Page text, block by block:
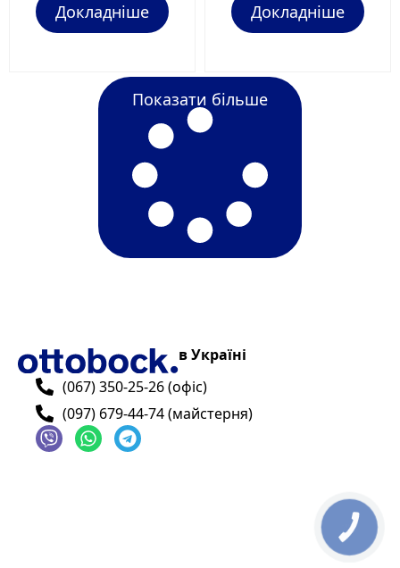
Докладніше Докладніше
Показати більше
в Україні
(067) 350-25-26 (офіс)
(097) 679-44-74 (майстерня)
КНОПКА
ЗВ'ЯЗКУ